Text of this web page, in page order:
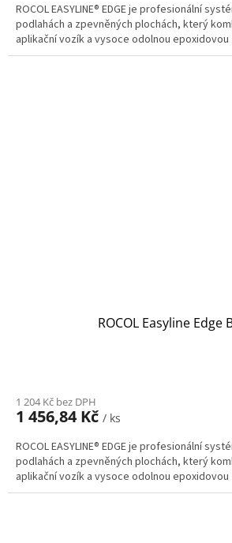
ROCOL EASYLINE® EDGE je profesionální
podlahách a zpevněných plochách, který
aplikační vozík a vysoce odolnou epoxidovou
ROCOL Easyline Edge
1 204 Kč bez DPH
1 456,84 Kč / ks
ROCOL EASYLINE® EDGE je profesionální
podlahách a zpevněných plochách, který
aplikační vozík a vysoce odolnou epoxidovou